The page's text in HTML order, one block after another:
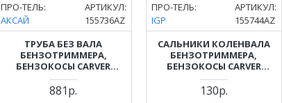
ПРО-ТЕЛЬ:
АКСАЙ
АРТИКУЛ:
155736AZ
ТРУБА БЕЗ ВАЛА
БЕНЗОТРИММЕРА,
БЕНЗОКОСЫ CARVER
(КАРВЕР) GBC-026, GBC-033,
GBC-043, GBC-052
881р.
ПРО-ТЕЛЬ:
IGP
АРТИКУЛ:
155744AZ
САЛЬНИКИ КОЛЕНВАЛА
БЕНЗОТРИММЕРА,
БЕНЗОКОСЫ CARVER
(КАРВЕР) GBC-043, PBC-43,
GBC-052, PBC-52
130р.